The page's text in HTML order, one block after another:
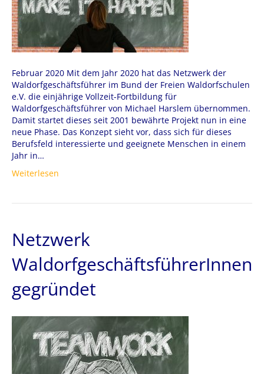
Februar 2020 Mit dem Jahr 2020 hat das Netzwerk der
Waldorfgeschäftsführer im Bund der Freien Waldorfschulen
e.V. die einjährige Vollzeit-Fortbildung für
Waldorfgeschäftsführer von Michael Harslem übernommen.
Damit startet dieses seit 2001 bewährte Projekt nun in eine
neue Phase. Das Konzept sieht vor, dass sich für dieses
Berufsfeld interessierte und geeignete Menschen in einem
Jahr in…
Weiterlesen
Netzwerk
WaldorfgeschäftsführerInnen
gegründet